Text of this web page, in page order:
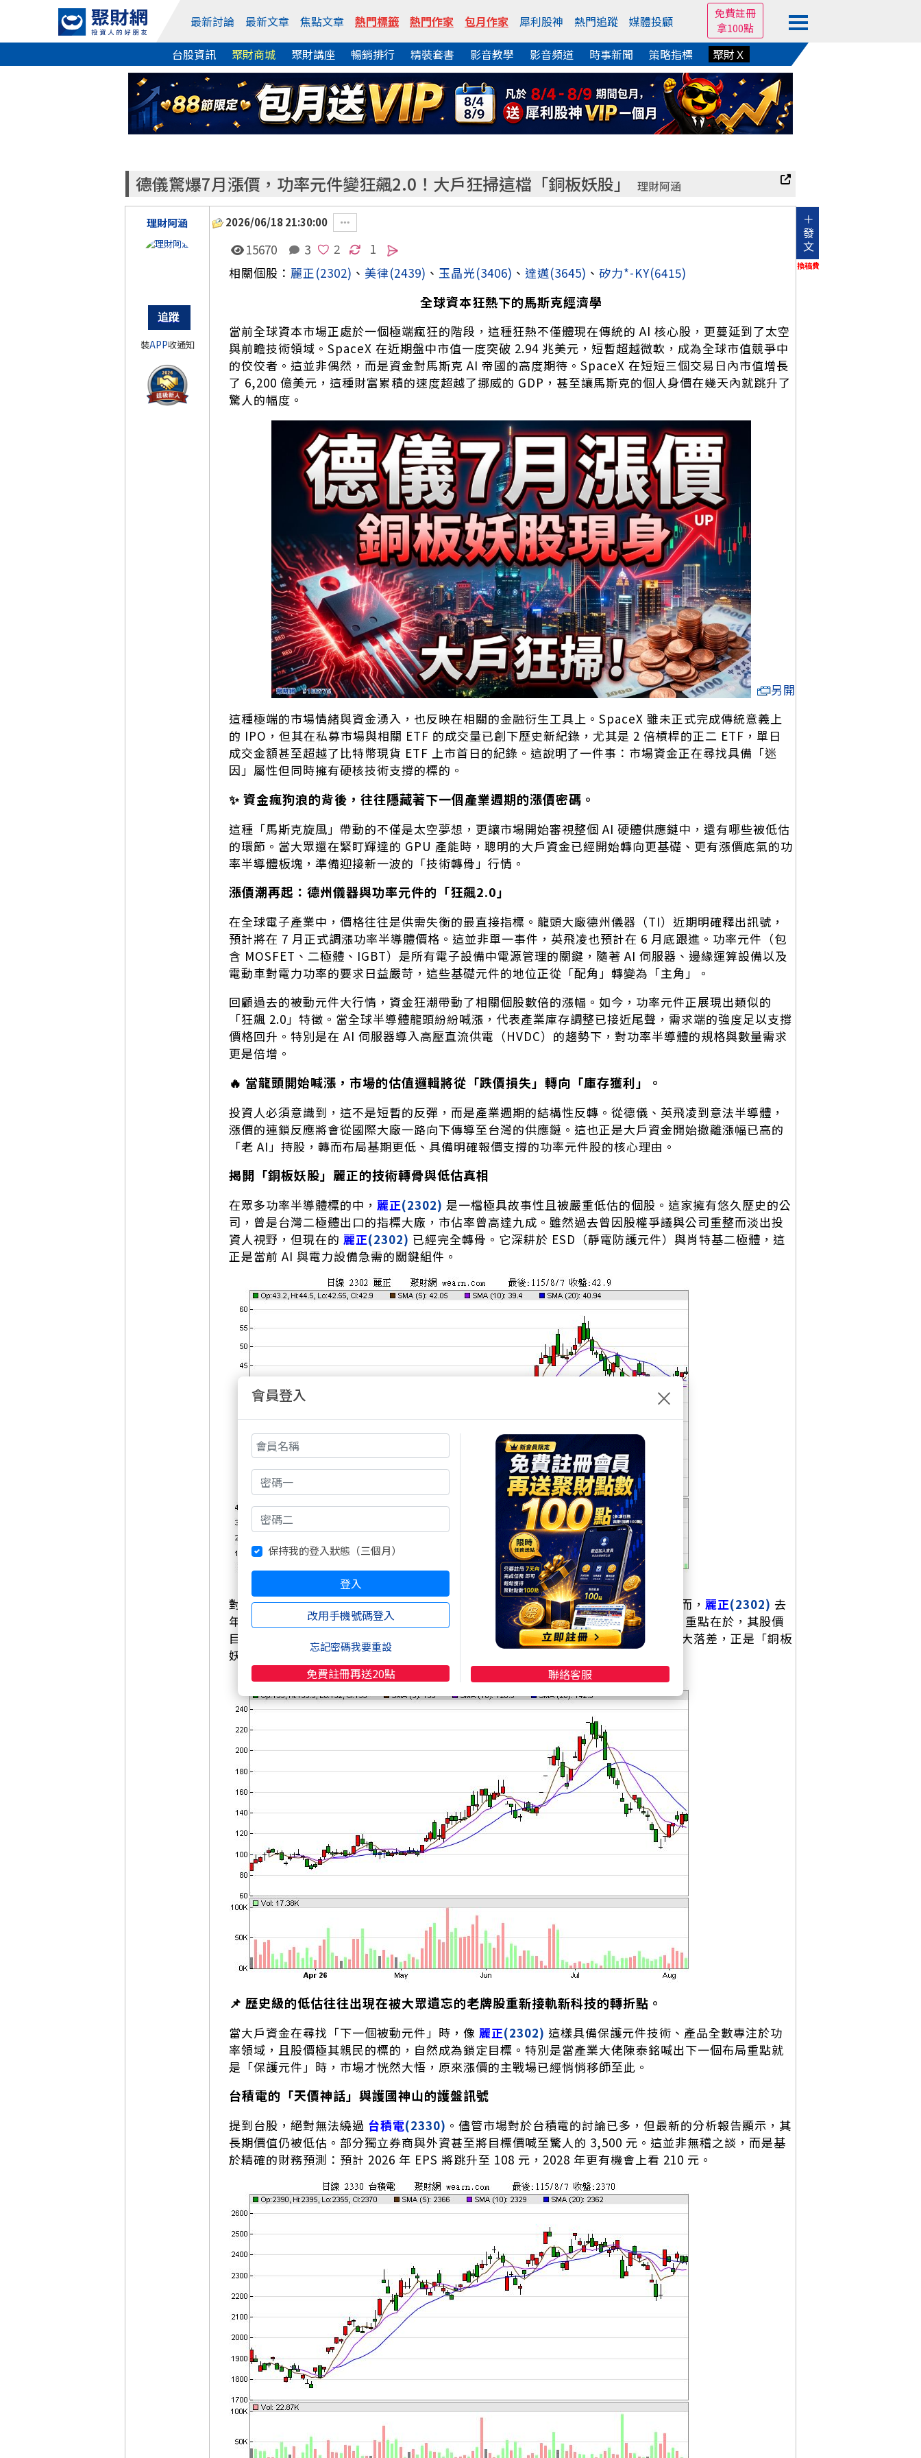
最新討論 最新文章 焦點文章 熱門標籤 熱門作家 包月作家 犀利股神 熱門追蹤 媒體投顧
免費註冊
拿100點
台股資訊 聚財商城 聚財講座 暢銷排行 精裝套書 影音教學 影音頻道 時事新聞 策略指標 聚財Ｘ
德儀驚爆7月漲價，功率元件變狂飆2.0！大戶狂掃這檔「銅板妖股」 理財阿涵
理財阿涵
裝APP收通知
2026/06/18 21:30:00
＋
發
文
換稿費
15670 3
1
相關個股： 麗正(2302) 、 美律(2439) 、 玉晶光(3406) 、 達邁(3645) 、 矽力*-KY(6415)
全球資本狂熱下的馬斯克經濟學
當前全球資本市場正處於一個極端瘋狂的階段，這種狂熱不僅體現在傳統的 AI 核心股，更蔓延到了太空
與前瞻技術領域。SpaceX 在近期盤中市值一度突破 2.94 兆美元，短暫超越微軟，成為全球市值競爭中
的佼佼者。這並非偶然，而是資金對馬斯克 AI 帝國的高度期待。SpaceX 在短短三個交易日內市值增長
了 6,200 億美元，這種財富累積的速度超越了挪威的 GDP，甚至讓馬斯克的個人身價在幾天內就跳升了
驚人的幅度。
另開
這種極端的市場情緒與資金湧入，也反映在相關的金融衍生工具上。SpaceX 雖未正式完成傳統意義上
的 IPO，但其在私募市場與相關 ETF 的成交量已創下歷史新紀錄，尤其是 2 倍槓桿的正二 ETF，單日
成交金額甚至超越了比特幣現貨 ETF 上市首日的紀錄。這說明了一件事：市場資金正在尋找具備「迷
因」屬性但同時擁有硬核技術支撐的標的。
✨ 資金瘋狗浪的背後，往往隱藏著下一個產業週期的漲價密碼。
這種「馬斯克旋風」帶動的不僅是太空夢想，更讓市場開始審視整個 AI 硬體供應鏈中，還有哪些被低估
的環節。當大眾還在緊盯輝達的 GPU 產能時，聰明的大戶資金已經開始轉向更基礎、更有漲價底氣的功
率半導體板塊，準備迎接新一波的「技術轉骨」行情。
漲價潮再起：德州儀器與功率元件的「狂飆2.0」
在全球電子產業中，價格往往是供需失衡的最直接指標。龍頭大廠德州儀器（TI）近期明確釋出訊號，
預計將在 7 月正式調漲功率半導體價格。這並非單一事件，英飛凌也預計在 6 月底跟進。功率元件（包
含 MOSFET、二極體、IGBT）是所有電子設備中電源管理的關鍵，隨著 AI 伺服器、邊緣運算設備以及
電動車對電力功率的要求日益嚴苛，這些基礎元件的地位正從「配角」轉變為「主角」。
回顧過去的被動元件大行情，資金狂潮帶動了相關個股數倍的漲幅。如今，功率元件正展現出類似的
「狂飆 2.0」特徵。當全球半導體龍頭紛紛喊漲，代表產業庫存調整已接近尾聲，需求端的強度足以支撐
價格回升。特別是在 AI 伺服器導入高壓直流供電（HVDC）的趨勢下，對功率半導體的規格與數量需求
更是倍增。
🔥 當龍頭開始喊漲，市場的估值邏輯將從「跌價損失」轉向「庫存獲利」。
投資人必須意識到，這不是短暫的反彈，而是產業週期的結構性反轉。從德儀、英飛凌到意法半導體，
漲價的連鎖反應將會從國際大廠一路向下傳導至台灣的供應鏈。這也正是大戶資金開始撤離漲幅已高的
「老 AI」持股，轉而布局基期更低、具備明確報價支撐的功率元件股的核心理由。
揭開「銅板妖股」麗正的技術轉骨與低估真相
在眾多功率半導體標的中， 麗正(2302) 是一檔極具故事性且被嚴重低估的個股。這家擁有悠久歷史的公
司，曾是台灣二極體出口的指標大廠，市佔率曾高達九成。雖然過去曾因股權爭議與公司重整而淡出投
資人視野，但現在的 麗正(2302) 已經完全轉骨。它深耕於 ESD（靜電防護元件）與肖特基二極體，這
正是當前 AI 與電力設備急需的關鍵組件。
對比同業，強茂(2481)目前股價已處於高位，市值與獲利表現已部分反應預期。然而， 麗正(2302) 去
年的年度獲利僅 0.49 元，但今年第一季就繳出 0.25 元的成績單，獲利爆發力驚人。重點在於，其股價
目前僅在 40 元左右的「銅板價」，不到強茂的三分之一。這種獲利與股價之間的巨大落差，正是「銅板
妖股」具備翻倍潛力的核心動能。
📌 歷史級的低估往往出現在被大眾遺忘的老牌股重新接軌新科技的轉折點。
當大戶資金在尋找「下一個被動元件」時，像 麗正(2302) 這樣具備保護元件技術、產品全數專注於功
率領域，且股價極其親民的標的，自然成為鎖定目標。特別是當產業大佬陳泰銘喊出下一個布局重點就
是「保護元件」時，市場才恍然大悟，原來漲價的主戰場已經悄悄移師至此。
台積電的「天價神話」與護國神山的護盤訊號
提到台股，絕對無法繞過 台積電(2330) 。儘管市場對於台積電的討論已多，但最新的分析報告顯示，其
長期價值仍被低估。部分獨立券商與外資甚至將目標價喊至驚人的 3,500 元。這並非無稽之談，而是基
於精確的財務預測：預計 2026 年 EPS 將跳升至 108 元，2028 年更有機會上看 210 元。
會員登入 ×
保持我的登入狀態（三個月）
登入
改用手機號碼登入
忘記密碼我要重設
免費註冊再送20點 聯絡客服